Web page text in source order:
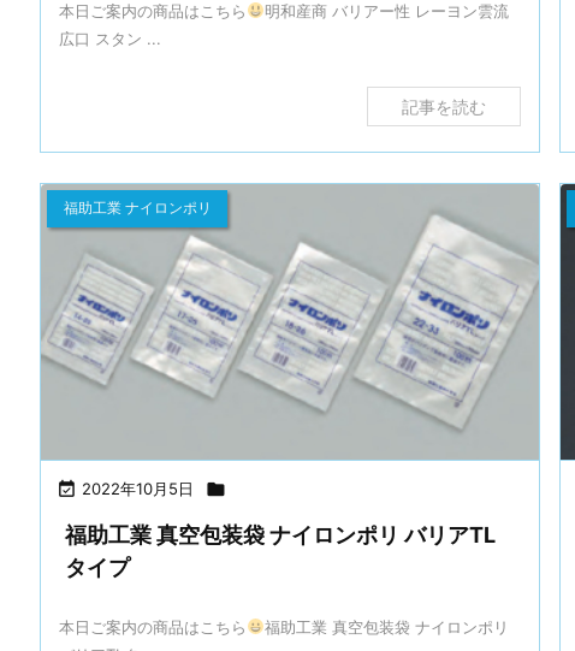
本日ご案内の商品はこちら
明和産商 バリアー性 レーヨン雲流
広口 スタン ...
記事を読む
 2022年10月5日 
福助工業 ナイロンポリ
福助工業 真空包装袋 ナイロンポリ バリアTL
タイプ
本日ご案内の商品はこちら
福助工業 真空包装袋 ナイロンポリ